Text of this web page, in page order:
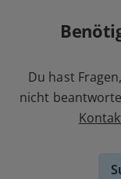
Du hast
nicht